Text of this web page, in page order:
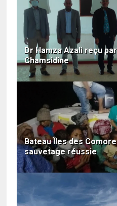
Dr Hamza Azali reçu
Chamsidine
Bateau Îles des
sauvetage réussie